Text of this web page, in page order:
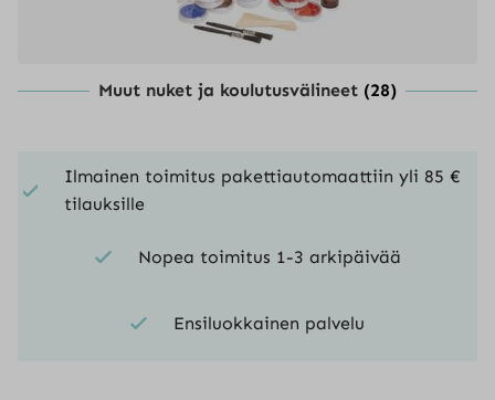
Muut nuket ja koulutusvälineet (28)
Ilmainen toimitus pakettiautomaattiin yli 85 €
tilauksille
Nopea toimitus 1-3 arkipäivää
Ensiluokkainen palvelu